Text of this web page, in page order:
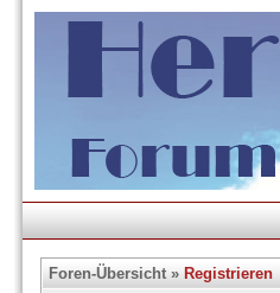
Foren-Übersicht» Registrieren